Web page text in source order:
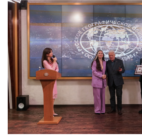
ayr02176.jpg